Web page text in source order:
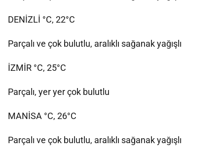
DENİZLİ °C, 22°C
Parçalı ve çok bulutlu, aralıklı sağanak yağışlı
İZMİR °C, 25°C
Parçalı, yer yer çok bulutlu
MANİSA °C, 26°C
Parçalı ve çok bulutlu, aralıklı sağanak yağışlı